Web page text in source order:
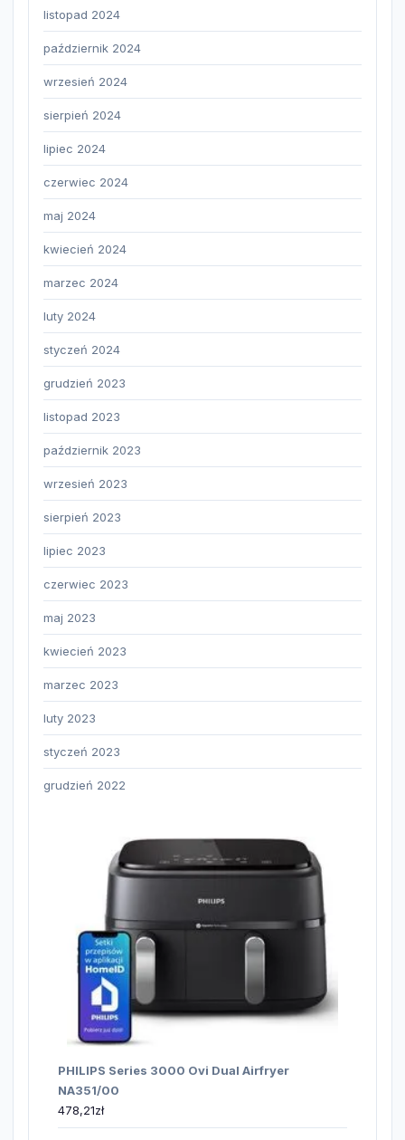
listopad 2024
październik 2024
wrzesień 2024
sierpień 2024
lipiec 2024
czerwiec 2024
maj 2024
kwiecień 2024
marzec 2024
luty 2024
styczeń 2024
grudzień 2023
listopad 2023
październik 2023
wrzesień 2023
sierpień 2023
lipiec 2023
czerwiec 2023
maj 2023
kwiecień 2023
marzec 2023
luty 2023
styczeń 2023
grudzień 2022
PHILIPS Series 3000 Ovi Dual Airfryer
NA351/00
478,21zł